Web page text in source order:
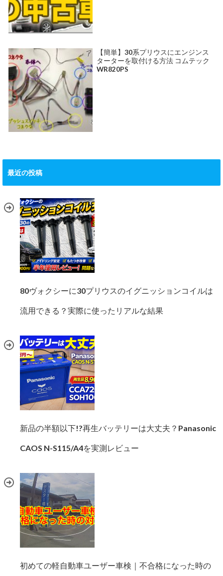
【簡単】30系プリウスにエンジンス
ターターを取付ける方法 コムテック
WR820PS
最近の投稿
80ヴォクシーに30プリウスのイグニッションコイルは
流用できる？実際に使ったリアルな結果
新品の半額以下!?再生バッテリーは大丈夫？Panasonic
CAOS N-S115/A4を実測レビュー
初めての軽自動車ユーザー車検｜不合格になった時の